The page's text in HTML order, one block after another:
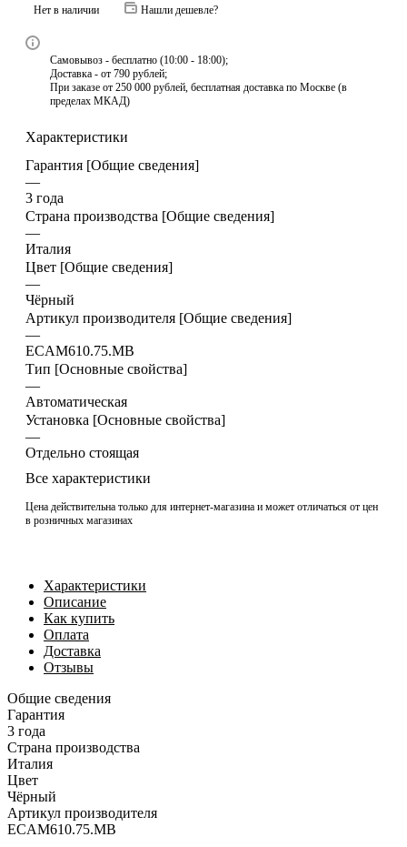
Нет в наличии Нашли дешевле?
Самовывоз - бесплатно (10:00 - 18:00);
Доставка - от 790 рублей;
При заказе от 250 000 рублей, бесплатная доставка по Москве (в
пределах МКАД)
Характеристики
Гарантия [Общие сведения]
—
3 года
Страна производства [Общие сведения]
—
Италия
Цвет [Общие сведения]
—
Чёрный
Артикул производителя [Общие сведения]
—
ECAM610.75.MB
Тип [Основные свойства]
—
Автоматическая
Установка [Основные свойства]
—
Отдельно стоящая
Все характеристики
Цена действительна только для интернет-магазина и может отличаться от цен
в розничных магазинах
Характеристики
Описание
Как купить
Оплата
Доставка
Отзывы
Общие сведения
Гарантия
3 года
Страна производства
Италия
Цвет
Чёрный
Артикул производителя
ECAM610.75.MB